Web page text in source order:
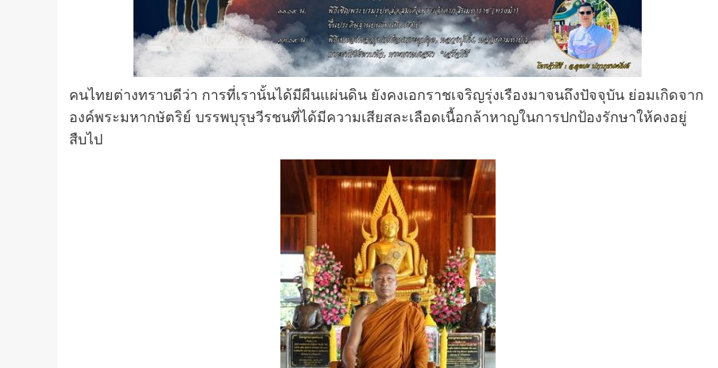
คนไทยต่างทราบดีว่า การที่เรานั้นได้มีผืนแผ่นดิน ยังคงเอกราชเจริญรุ่งเรืองมาจนถึงปัจจุบัน ย่อมเกิดจาก
องค์พระมหากษัตริย์ บรรพบุรุษวีรชนที่ได้มีความเสียสละเลือดเนื้อกล้าหาญในการปกป้องรักษาให้คงอยู่
สืบไป